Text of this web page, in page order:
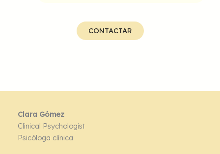
CONTACTAR
Clara Gómez
Clinical Psychologist
Psicóloga clínica